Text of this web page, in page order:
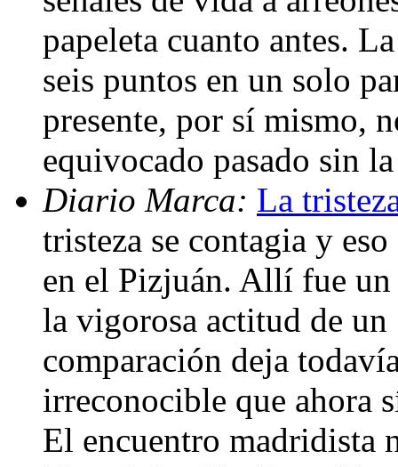
papeleta cuanto antes.
seis puntos en un solo
presente, por sí mismo,
equivocado pasado sin
Diario Marca: La
tristeza se contagia y
en el Pizjuán. Allí fue un
la vigorosa actitud de
comparación deja
irreconocible que ahora
El encuentro madridista